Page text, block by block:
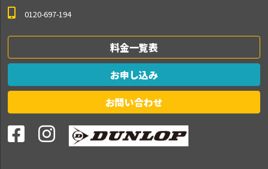
0120-697-194
料金一覧表
お申し込み
お問い合わせ